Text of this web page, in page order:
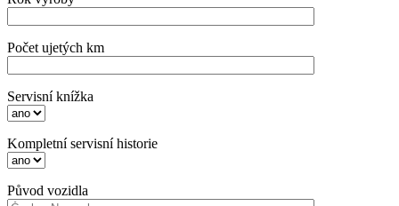
Počet ujetých km
Servisní knížka
Kompletní servisní historie
Původ vozidla